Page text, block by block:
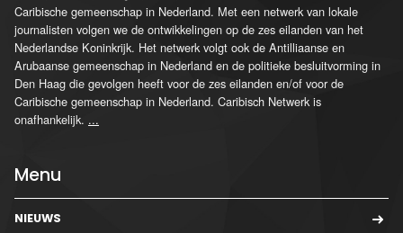
Caribische gemeenschap in Nederland. Met een netwerk van lokale
journalisten volgen we de ontwikkelingen op de zes eilanden van het
Nederlandse Koninkrijk. Het netwerk volgt ook de Antilliaanse en
Arubaanse gemeenschap in Nederland en de politieke besluitvorming in
Den Haag die gevolgen heeft voor de zes eilanden en/of voor de
Caribische gemeenschap in Nederland. Caribisch Netwerk is
onafhankelijk. ...
Menu
NIEUWS